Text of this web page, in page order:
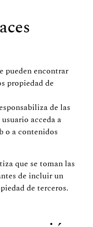
pueden encontrar
propiedad de
de las
acceda a
o a contenidos
que se toman las
de incluir un
de terceros.